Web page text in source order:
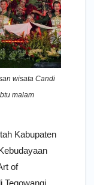
wisata Candi
malam
Kabupaten
of
Tegowangi,